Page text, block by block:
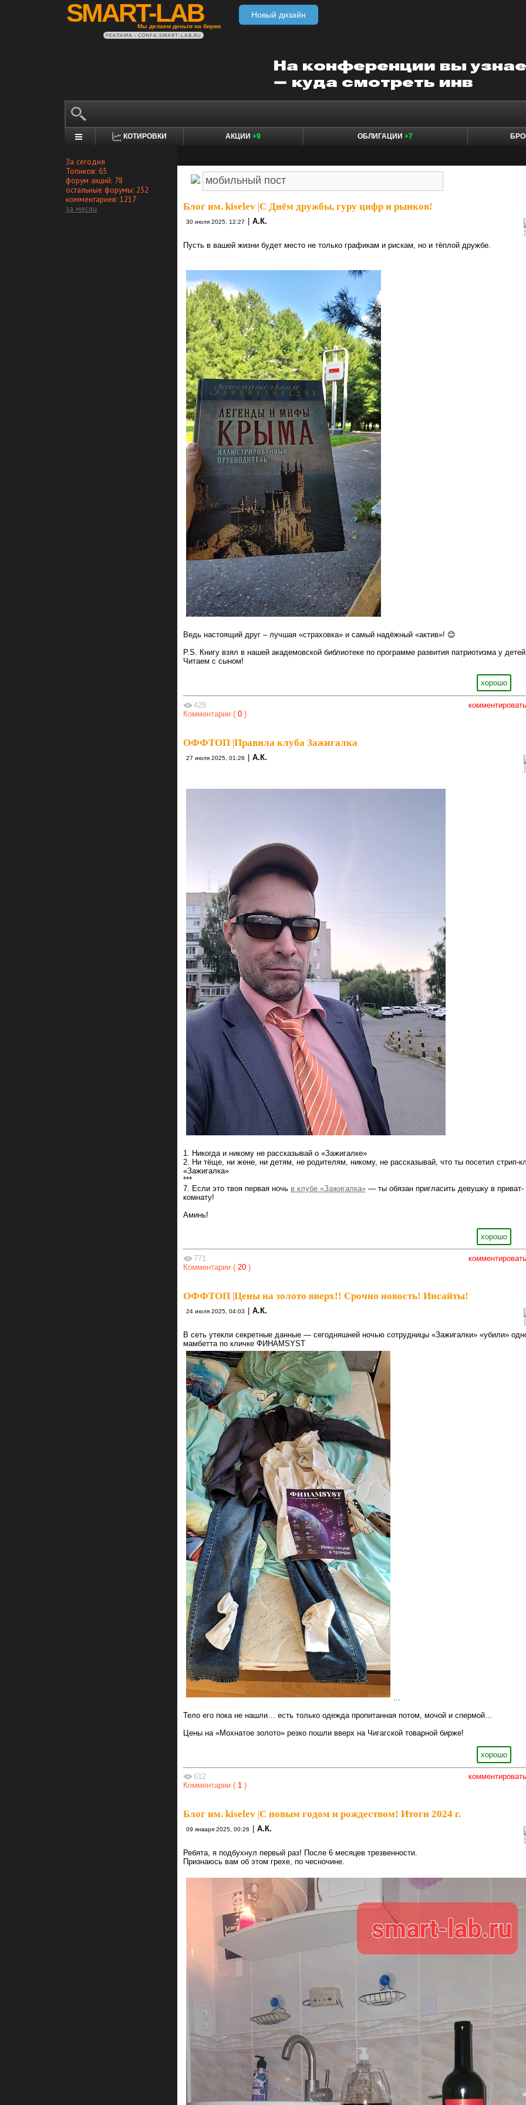
SMART-LAB
Мы делаем деньги на бирже
Новый дизайн
РЕКЛАМА • CONFA.SMART-LAB.RU
КОТИРОВКИ АКЦИИ +9 ОБЛИГАЦИИ +7
За сегодня
Топиков: 65
форум акций: 78
остальные форумы: 252
комментариев: 1217
за месяц
Блог им. kiselev С Днём дружбы, гуру цифр и рынков!
30 июля 2025, 12:27 А.К.
Пусть в вашей жизни будет место не только графикам и рискам, но и тёплой дружбе.
Ведь настоящий друг – лучшая «страховка» и самый надёжный «актив»! 😊
P.S. Книгу взял в нашей академовской библиотеке по программе развития патриотизма у
Читаем с сыном!
хорошо
комментировать
428
Комментарии ( 0 )
ОФФТОП |Правила клуба Зажигалка
27 июля 2025, 01:26 | А.К.
1. Никогда и никому не рассказывай о «Зажигалке»
2. Ни тёще, ни жене, ни детям, не родителям, никому, не рассказывай, что ты посетил стрип-
«Зажигалка»
***
7. Если это твоя первая ночь в клубе «Зажигалка» — ты обязан пригласить девушку в приват-
комнату!
Аминь!
хорошо
комментировать
771
Комментарии ( 20 )
ОФФТОП |Цены на золото вверх!! Срочно новость! Инсайты!
24 июля 2025, 04:03 А.К.
В сеть утекли секретные данные — сегодняшней ночью сотрудницы «Зажигалки» «убили»
мамбетта по кличке ФИНАМSYST
Тело его пока не нашли… есть только одежда пропитанная потом, мочой и спермой...
Цены на «Мохнатое золото» резко пошли вверх на Чигагской товарной бирже!
хорошо
комментировать
612
Комментарии ( 1 )
Блог им. kiselev С новым годом и рождеством! Итоги 2024 г.
09 января 2025, 00:26 А.К.
Ребята, я подбухнул первый раз! После 6 месяцев трезвенности.
Признаюсь вам об этом грехе, по чесночине.